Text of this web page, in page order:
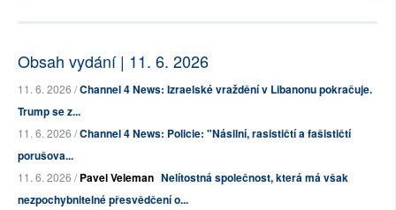
Obsah vydání | 11. 6. 2026
11. 6. 2026 /Channel 4 News: Izraelské vraždění v Libanonu pokračuje.
Trump se z...
11. 6. 2026 /Channel 4 News: Policie: "Násilní, rasističtí a fašističtí
porušova...
11. 6. 2026 /Pavel Veleman Nelítostná společnost, která má však
nezpochybnitelné přesvědčení o...